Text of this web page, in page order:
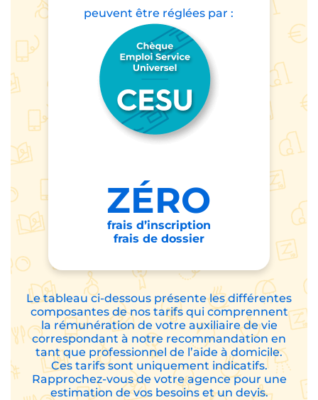
peuvent être réglées par :
ZÉRO
frais d’inscription
frais de dossier
Le tableau ci-dessous présente les différentes
composantes de nos tarifs qui comprennent
la rémunération de votre auxiliaire de vie
correspondant à notre recommandation en
tant que professionnel de l’aide à domicile.
Ces tarifs sont uniquement indicatifs.
Rapprochez-vous de votre agence pour une
estimation de vos besoins et un devis.